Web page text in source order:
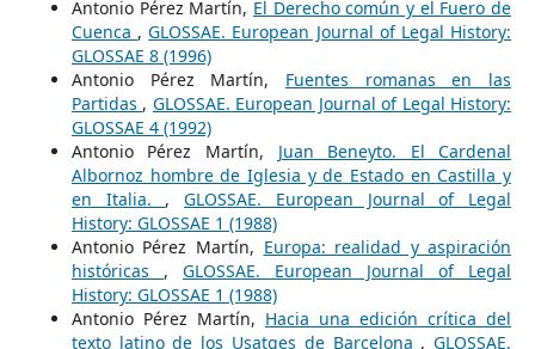
Antonio Pérez Martín, El Derecho común y el Fuero de
Cuenca ,GLOSSAE. European Journal of Legal History:
GLOSSAE 8 (1996)
Antonio Pérez Martín, Fuentes romanas en las
Partidas , GLOSSAE. European Journal of Legal History:
GLOSSAE 4 (1992)
Antonio Pérez Martín, Juan Beneyto. El Cardenal
Albornoz hombre de Iglesia y de Estado en Castilla y
en Italia. ,GLOSSAE. European Journal of Legal
History: GLOSSAE 1 (1988)
Antonio Pérez Martín, Europa: realidad y aspiración
históricas , GLOSSAE. European Journal of Legal
History: GLOSSAE 1 (1988)
Antonio Pérez Martín, Hacia una edición crítica del
texto latino de los Usatges de Barcelona ,GLOSSAE.